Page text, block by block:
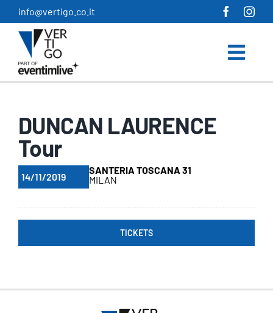
Salta
al
contenuto
info@vertigo.co.it
DUNCAN LAURENCE
Tour
14/11/2019
SANTERIA TOSCANA 31
MILAN
TICKETS